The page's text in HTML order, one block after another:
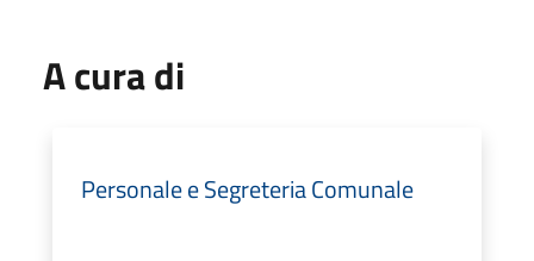
A cura di
Personale e Segreteria Comunale